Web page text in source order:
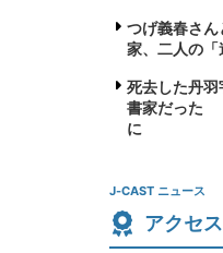
つげ義春さ
家、二人の「
死去した丹
書家だった
に
J-CAST ニュース
アクセ